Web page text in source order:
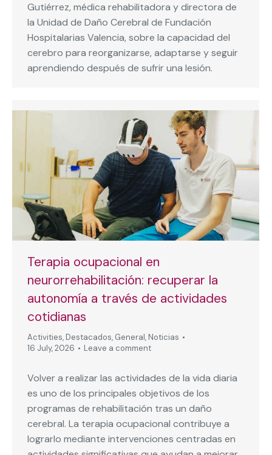
Gutiérrez, médica rehabilitadora y directora de
la Unidad de Daño Cerebral de Fundación
Hospitalarias Valencia, sobre la capacidad del
cerebro para reorganizarse, adaptarse y seguir
aprendiendo después de sufrir una lesión.
Terapia ocupacional en
neurorrehabilitación: recuperar la
autonomía a través de actividades
cotidianas
Activities, Destacados, General, Noticias
16 July, 2026
Leave a comment
Volver a realizar las actividades de la vida diaria
es uno de los principales objetivos de los
programas de rehabilitación tras un daño
cerebral. La terapia ocupacional contribuye a
lograrlo mediante intervenciones centradas en